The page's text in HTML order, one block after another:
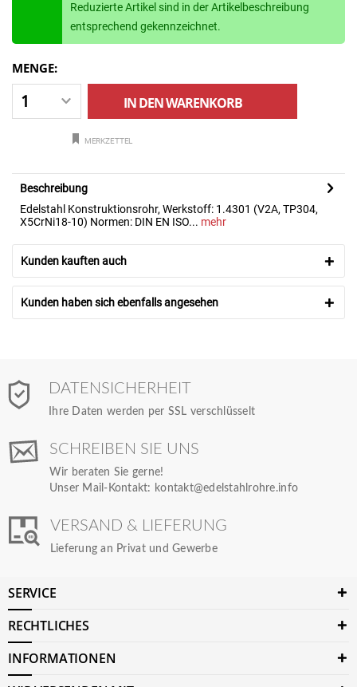
Reduzierte Artikel sind in der Artikelbeschreibung
entsprechend gekennzeichnet.
MENGE:
IN DENWARENKORB
MERKZETTEL
Beschreibung
Edelstahl Konstruktionsrohr, Werkstoff: 1.4301 (V2A, TP304,
X5CrNi18-10) Normen: DIN EN ISO... mehr
Kunden kauften auch
Kunden haben sich ebenfalls angesehen
DATENSICHERHEIT
Ihre Daten werden per SSL verschlüsselt
SCHREIBEN SIE UNS
Wir beraten Sie gerne!
Unser Mail-Kontakt: kontakt@edelstahlrohre.info
VERSAND & LIEFERUNG
Lieferung an Privat und Gewerbe
SERVICE
RECHTLICHES
INFORMATIONEN